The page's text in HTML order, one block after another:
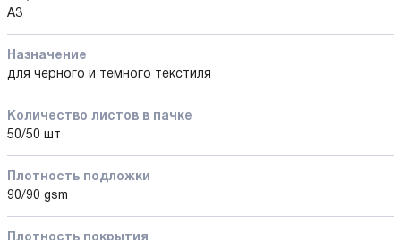
А3
Назначение
для черного и темного текстиля
Количество листов в пачке
50/50 шт
Плотность подложки
90/90 gsm
Плотность покрытия